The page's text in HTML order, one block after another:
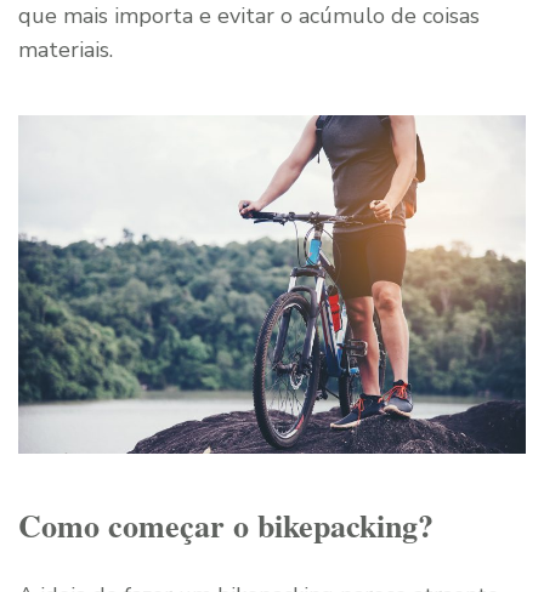
que mais importa e evitar o acúmulo de coisas
materiais.
Como começar o bikepacking?